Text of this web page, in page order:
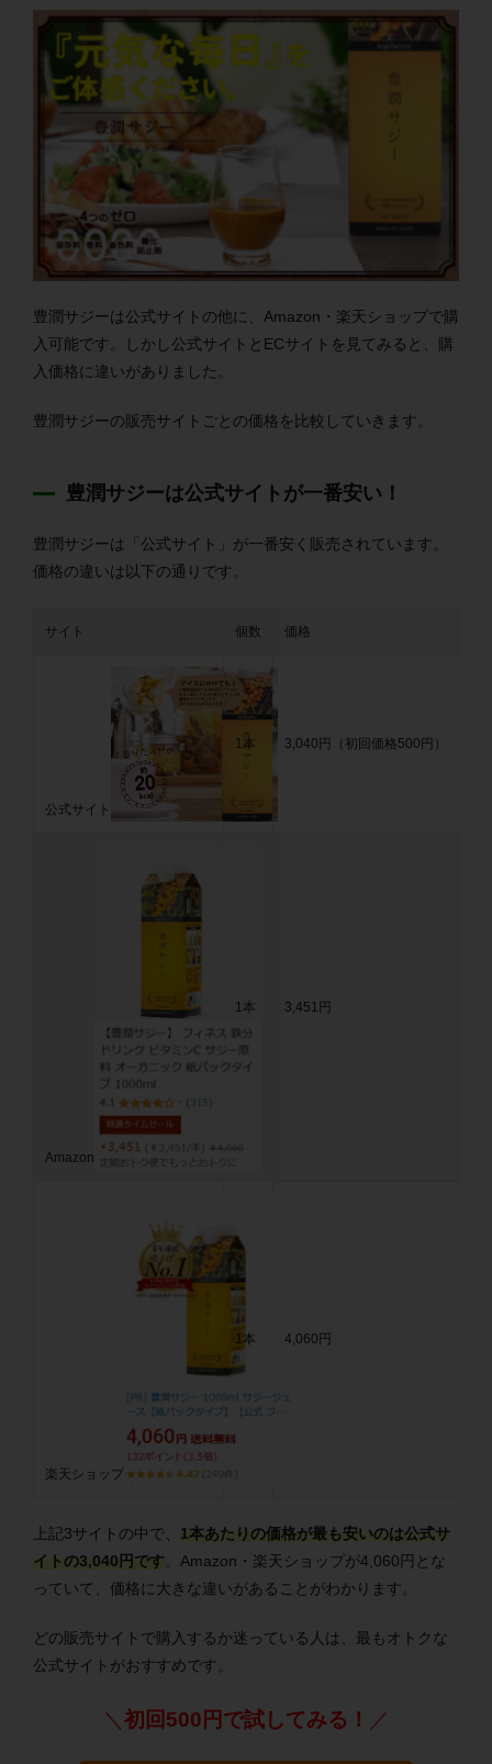
豊潤サジーは公式サイトの他に、Amazon・ 楽天ショップで購
入可能です。しかし公式サイトとECサイトを見てみると、購
入価格に違いがありました。
豊潤サジーの販売サイトごとの価格を比較していきます。
豊潤サジーは公式サイトが一番安い！
豊潤サジーは「公式サイト」が一番安く販売されています。
価格の違いは以下の通りです。
サイト 個数 価格
公式サイト
1本 3,040円（初回価格500円）
Amazon
1本 3,451円
楽天ショップ
1本 4,060円
上記3サイトの中で、 1本あたりの価格が最も安いのは公式サ
イトの3,040円です 。Amazon・楽天ショップが4,060円とな
っていて、価格に大きな違いがあることがわかります。
どの販売サイトで購入するか迷っている人は、最もオトクな
公式サイトがおすすめです。
＼ 初回500円で試してみる！ ／